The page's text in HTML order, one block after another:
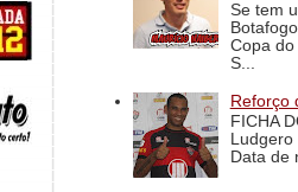
Se tem
Copa
S...
Reforço
FICHA
Data de